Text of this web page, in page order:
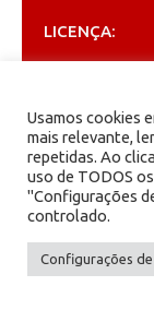
LICENÇA:
Creative
ARQUIVOS
Arquivos
PCB - Partido
Usamos cookies
mais relevante,
repetidas. Ao
uso de TODOS
"Configurações
controlado.
Configurações